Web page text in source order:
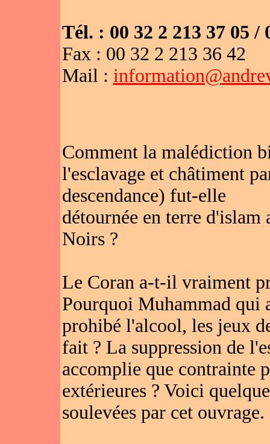
Tél. : 00 32 2 213 37 05 /
Fax : 00 32 2 213 36 42
Mail :
Comment la malédiction
l'esclavage et châtiment
descendance) fut-elle
détournée en terre
Noirs ?
Le Coran a-t-il vraiment
Pourquoi Muhammad qui
prohibé l'alcool, les jeux
fait ? La suppression de
accomplie que contrainte
extérieures ? Voici
soulevées par cet ouvrage.